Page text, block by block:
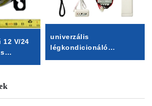
12 V/24
szerelt
univerzális
légkondicionáló
vezérlőpanel 3 sebesség
a/c vezérlőpanel osztott